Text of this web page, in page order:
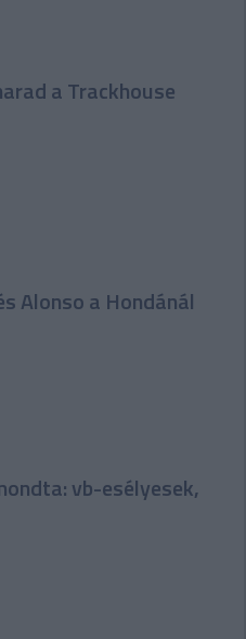
a Trackhouse
Alonso a Hondánál
vb-esélyesek,